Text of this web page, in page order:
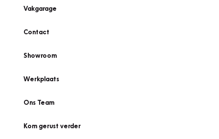
Vakgarage
Contact
Showroom
Werkplaats
Ons Team
Kom gerust verder